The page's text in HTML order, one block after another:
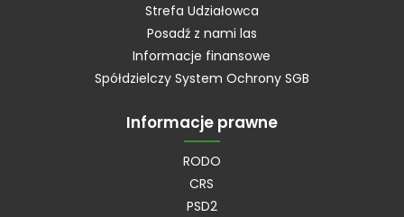
Strefa Udziałowca
Posadź z nami las
Informacje finansowe
Spółdzielczy System Ochrony SGB
Informacje prawne
RODO
CRS
PSD2